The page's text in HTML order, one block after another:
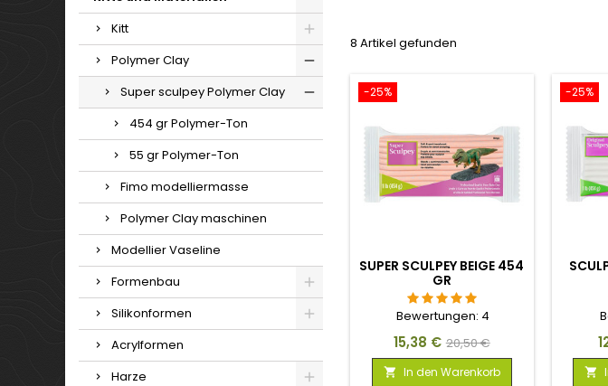
Kitt
Polymer Clay
Super sculpey Polymer Clay
454 gr Polymer-Ton
55 gr Polymer-Ton
Fimo modelliermasse
Polymer Clay maschinen
Modellier Vaseline
Formenbau
Silikonformen
Acrylformen
Harze
8 Artikel gefunden
-25%
SUPER SCULPEY BEIGE 454
GR
Bewertungen: 4
Preis
15,38 € Verkaufspreis
20,50 €
 In den Warenkorb
-25%
